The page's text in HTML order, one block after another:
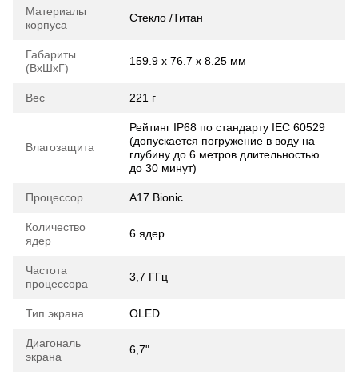
Материалы
корпуса
Стекло /Титан
Габариты
(ВхШхГ)
159.9 х 76.7 х 8.25 мм
Вес 221 г
Влагозащита
Рейтинг IP68 по стандарту IEC 60529
(допускается погружение в воду на
глубину до 6 метров длительностью
до 30 минут)
Процессор A17 Bionic
Количество
ядер
6 ядер
Частота
процессора
3,7 ГГц
Тип экрана OLED
Диагональ
экрана
6,7"